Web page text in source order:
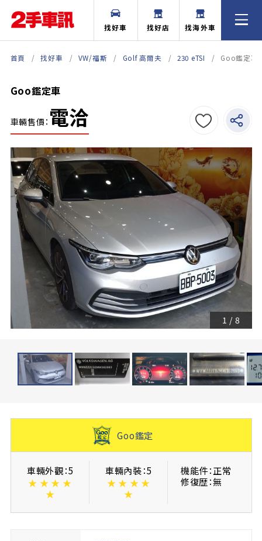
找好車 找好店 找海外車
首頁 找好車 VW/福斯 Golf 高爾夫 230 eTSI Goo鑑定車
Goo鑑定車
車輛售價： 電洽
1 / 8
Goo鑑定
車輛外觀：5
★ ★ ★ ★
★
車輛內裝：5
★ ★ ★ ★
★
機能件：正常
修復歴：無